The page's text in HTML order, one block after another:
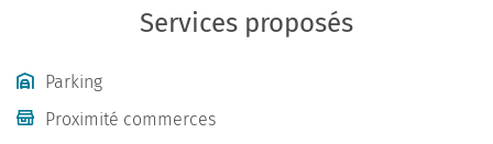
Services proposés
Parking
Proximité commerces